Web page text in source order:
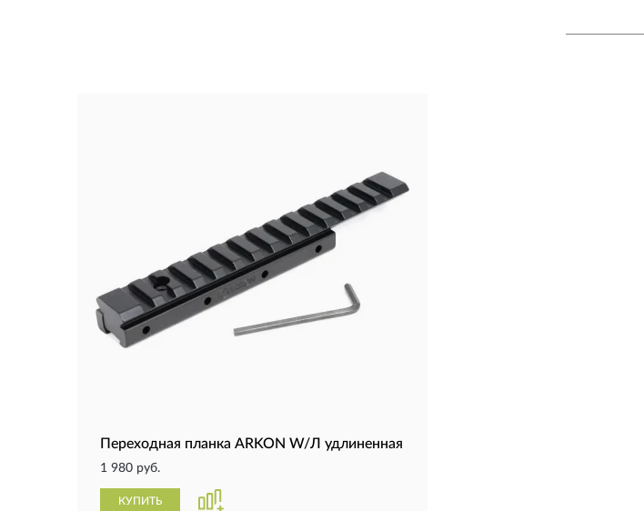
Переходная планка ARKON W/Л удлиненная
1 980 руб.
КУПИТЬ